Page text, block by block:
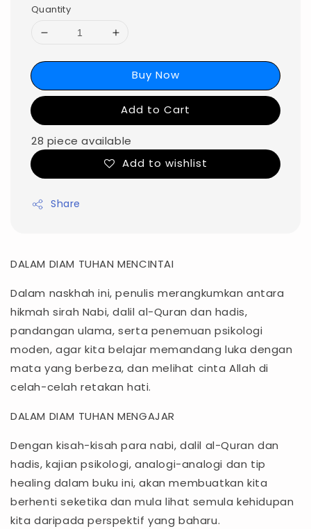
Quantity
Buy Now
Add to Cart
28 piece available
Add to wishlist
Share
DALAM DIAM TUHAN MENCINTAI
Dalam naskhah ini, penulis merangkumkan antara
hikmah sirah Nabi, dalil al-Quran dan hadis,
pandangan ulama, serta penemuan psikologi
moden, agar kita belajar memandang luka dengan
mata yang berbeza, dan melihat cinta Allah di
celah-celah retakan hati.
DALAM DIAM TUHAN MENGAJAR
Dengan kisah-kisah para nabi, dalil al-Quran dan
hadis, kajian psikologi, analogi-analogi dan tip
healing dalam buku ini, akan membuatkan kita
berhenti seketika dan mula lihat semula kehidupan
kita daripada perspektif yang baharu.